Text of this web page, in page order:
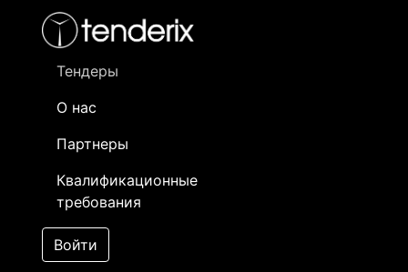
Тендеры
О нас
Партнеры
Квалификационные
требования
Войти
- активный лот
- сохраненный лот (не опубликован)
Закупка: Лента
медная
[Завершен]
Победитель выбран
Лот №:3376
АУКЦИОН (покупка